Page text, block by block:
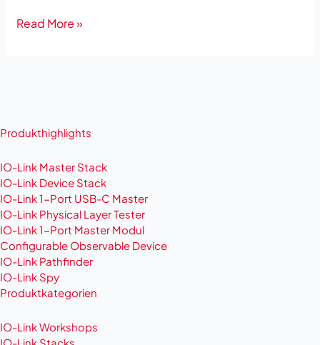
Read More »
Produkthighlights
IO-Link Master Stack
IO-Link Device Stack
IO-Link 1-Port USB-C Master
IO-Link Physical Layer Tester
IO-Link 1-Port Master Modul
Configurable Observable Device
IO-Link Pathfinder
IO-Link Spy
Produktkategorien
IO-Link Workshops